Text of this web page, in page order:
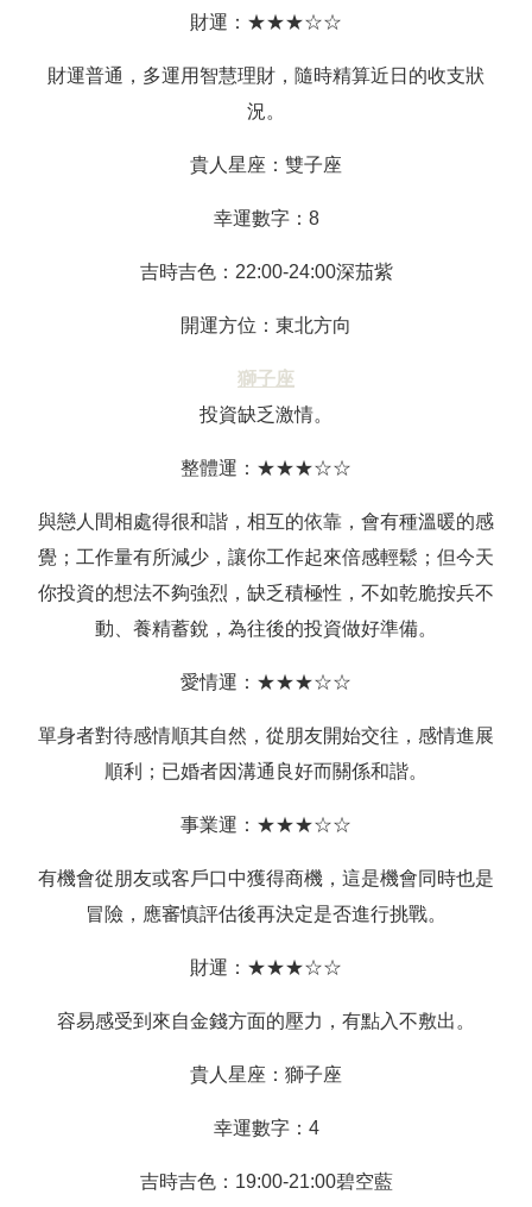
財運：★★★☆☆
財運普通，多運用智慧理財，隨時精算近日的收支狀
況。
貴人星座：雙子座
幸運數字：8
吉時吉色：22:00-24:00深茄紫
開運方位：東北方向
獅子座
投資缺乏激情。
整體運：★★★☆☆
與戀人間相處得很和諧，相互的依靠，會有種溫暖的感
覺；工作量有所減少，讓你工作起來倍感輕鬆；但今天
你投資的想法不夠強烈，缺乏積極性，不如乾脆按兵不
動、養精蓄銳，為往後的投資做好準備。
愛情運：★★★☆☆
單身者對待感情順其自然，從朋友開始交往，感情進展
順利；已婚者因溝通良好而關係和諧。
事業運：★★★☆☆
有機會從朋友或客戶口中獲得商機，這是機會同時也是
冒險，應審慎評估後再決定是否進行挑戰。
財運：★★★☆☆
容易感受到來自金錢方面的壓力，有點入不敷出。
貴人星座：獅子座
幸運數字：4
吉時吉色：19:00-21:00碧空藍